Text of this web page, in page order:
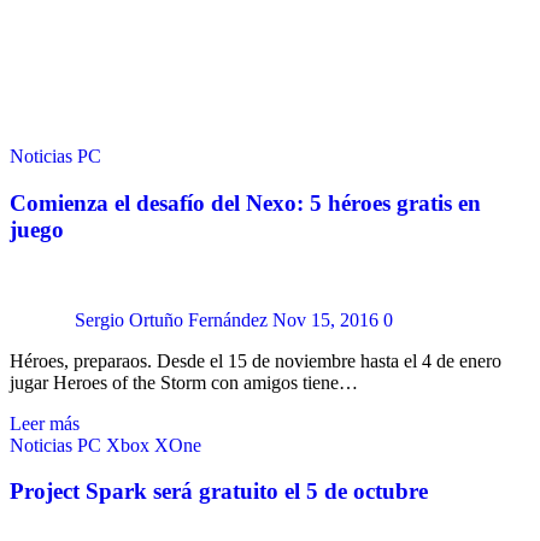
Noticias PC
Comienza el desafío del Nexo: 5 héroes gratis en
juego
Sergio Ortuño Fernández Nov 15, 2016 0
Héroes, preparaos. Desde el 15 de noviembre hasta el 4 de enero
jugar Heroes of the Storm con amigos tiene…
Leer más
Noticias PC Xbox XOne
Project Spark será gratuito el 5 de octubre